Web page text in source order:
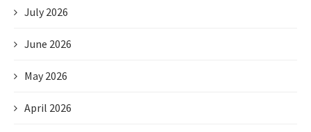
July 2026
June 2026
May 2026
April 2026